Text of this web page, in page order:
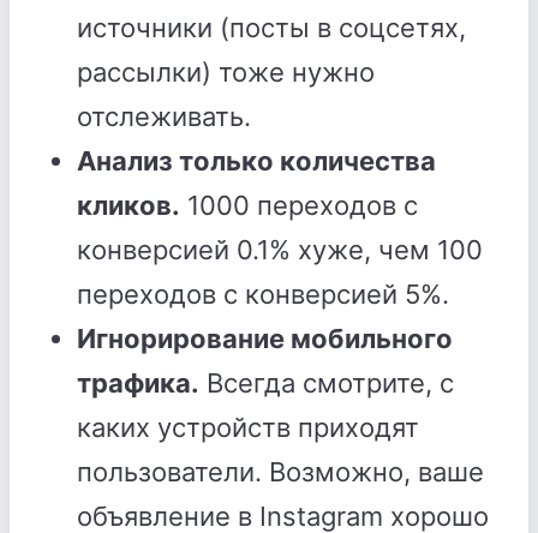
источники (посты в соцсетях,
рассылки) тоже нужно
отслеживать.
Анализ только количества
кликов. 1000 переходов с
конверсией 0.1% хуже, чем 100
переходов с конверсией 5%.
Игнорирование мобильного
трафика. Всегда смотрите, с
каких устройств приходят
пользователи. Возможно, ваше
объявление в Instagram хорошо